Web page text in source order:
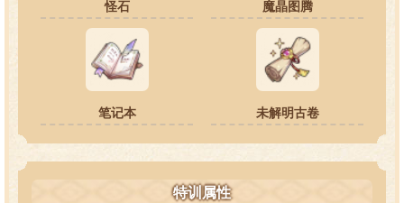
怪石 魔晶图腾
笔记本 未解明古卷
特训属性